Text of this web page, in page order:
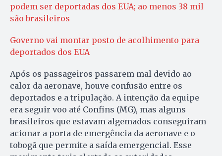
podem ser deportadas dos EUA; ao menos 38 mil
são brasileiros
Governo vai montar posto de acolhimento para
deportados dos EUA
Após os passageiros passarem mal devido ao
calor da aeronave, houve confusão entre os
deportados e a tripulação. A intenção da equipe
era seguir voo até Confins (MG), mas alguns
brasileiros que estavam algemados conseguiram
acionar a porta de emergência da aeronave e o
tobogã que permite a saída emergencial. Esse